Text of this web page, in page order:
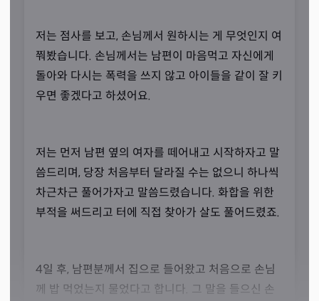
용기와 힘을 드리는 상담
“항상 기도하고 있습니다.”
선생님께서는 인생의 고달픔, 굴욕, 영혼의 아픔과 고통을
정진한다고 강조하셨죠.
저는 점사를 보고, 손님께서 원하시는 게 무엇인지 여
쭤봤습니다. 손님께서는 남편이 마음먹고 자신에게
돌아와 다시는 폭력을 쓰지 않고 아이들을 같이 잘 키
우면 좋겠다고 하셨어요.
저는 먼저 남편 옆의 여자를 떼어내고 시작하자고 말
씀드리며, 당장 처음부터 달라질 수는 없으니 하나씩
차근차근 풀어가자고 말씀드렸습니다. 화합을 위한
부적을 써드리고 터에 직접 찾아가 살도 풀어드렸죠.
4일 후, 남편분께서 집으로 들어왔고 처음으로 손님
께 밥 먹었는지 물었다고 합니다. 그 말을 들으신 손